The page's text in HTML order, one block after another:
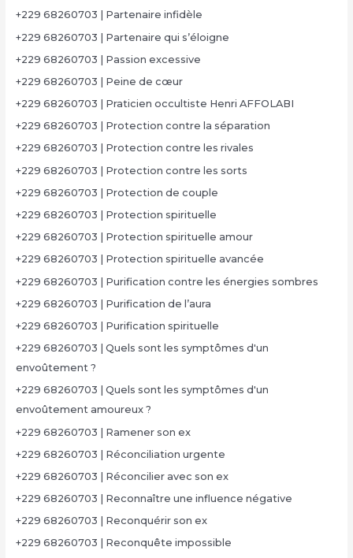
+229 68260703 | Partenaire infidèle
+229 68260703 | Partenaire qui s’éloigne
+229 68260703 | Passion excessive
+229 68260703 | Peine de cœur
+229 68260703 | Praticien occultiste Henri AFFOLABI
+229 68260703 | Protection contre la séparation
+229 68260703 | Protection contre les rivales
+229 68260703 | Protection contre les sorts
+229 68260703 | Protection de couple
+229 68260703 | Protection spirituelle
+229 68260703 | Protection spirituelle amour
+229 68260703 | Protection spirituelle avancée
+229 68260703 | Purification contre les énergies sombres
+229 68260703 | Purification de l’aura
+229 68260703 | Purification spirituelle
+229 68260703 | Quels sont les symptômes d'un
envoûtement ?
+229 68260703 | Quels sont les symptômes d'un
envoûtement amoureux ?
+229 68260703 | Ramener son ex
+229 68260703 | Réconciliation urgente
+229 68260703 | Réconcilier avec son ex
+229 68260703 | Reconnaître une influence négative
+229 68260703 | Reconquérir son ex
+229 68260703 | Reconquête impossible